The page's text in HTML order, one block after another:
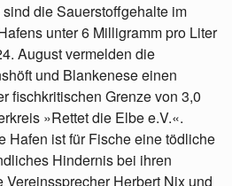
die Sauerstoffgehalte im
unter 6 Milligramm pro Liter
August vermelden die
und Blankenese einen
fischkritischen Grenze von 3,0
»Rettet die Elbe e.V.«.
Hafen ist für Fische eine tödliche
Hindernis bei ihren
Herbert Nix und